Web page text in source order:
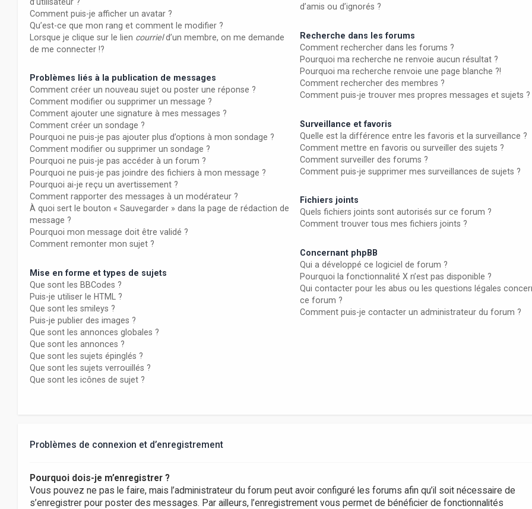
Comment puis-je afficher un avatar ?
Qu’est-ce que mon rang et comment le modifier ?
Lorsque je clique sur le lien courrield’un membre, on me demande
de me connecter !?
Problèmes liés à la publication de messages
Comment créer un nouveau sujet ou poster une réponse ?
Comment modifier ou supprimer un message ?
Comment ajouter une signature à mes messages ?
Comment créer un sondage ?
Pourquoi ne puis-je pas ajouter plus d’options à mon sondage ?
Comment modifier ou supprimer un sondage ?
Pourquoi ne puis-je pas accéder à un forum ?
Pourquoi ne puis-je pas joindre des fichiers à mon message ?
Pourquoi ai-je reçu un avertissement ?
Comment rapporter des messages à un modérateur ?
À quoi sert le bouton « Sauvegarder » dans la page de rédaction de
message ?
Pourquoi mon message doit être validé ?
Comment remonter mon sujet ?
Mise en forme et types de sujets
Que sont les BBCodes ?
Puis-je utiliser le HTML ?
Que sont les smileys ?
Puis-je publier des images ?
Que sont les annonces globales ?
Que sont les annonces ?
Que sont les sujets épinglés ?
Que sont les sujets verrouillés ?
Que sont les icônes de sujet ?
d’amis ou d’ignorés ?
Recherche dans les forums
Comment rechercher dans les forums ?
Pourquoi ma recherche ne renvoie aucun résultat ?
Pourquoi ma recherche renvoie une page blanche ?!
Comment rechercher des membres ?
Comment puis-je trouver mes propres messages et sujets ?
Surveillance et favoris
Quelle est la différence entre les favoris et la surveillance ?
Comment mettre en favoris ou surveiller des sujets ?
Comment surveiller des forums ?
Comment puis-je supprimer mes surveillances de sujets ?
Fichiers joints
Quels fichiers joints sont autorisés sur ce forum ?
Comment trouver tous mes fichiers joints ?
Concernant phpBB
Qui a développé ce logiciel de forum ?
Pourquoi la fonctionnalité X n’est pas disponible ?
Qui contacter pour les abus ou les questions légales
ce forum ?
Comment puis-je contacter un administrateur du forum ?
Problèmes de connexion et d’enregistrement
Pourquoi dois-je m’enregistrer ?
Vous pouvez ne pas le faire, mais l’administrateur du forum peut avoir configuré les forums afin qu’il soit nécessaire de
s’enregistrer pour poster des messages. Par ailleurs, l’enregistrement vous permet de bénéficier de fonctionnalités